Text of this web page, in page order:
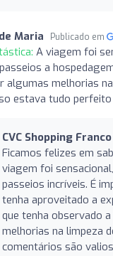
Maria Publicado em
A viagem foi
a
algumas melhorias
estava tudo perfeito
CVC Shopping
Ficamos felizes em
viagem foi
passeios incríveis. É
tenha aproveitado a
que tenha observado a
melhorias na limpeza
comentários são